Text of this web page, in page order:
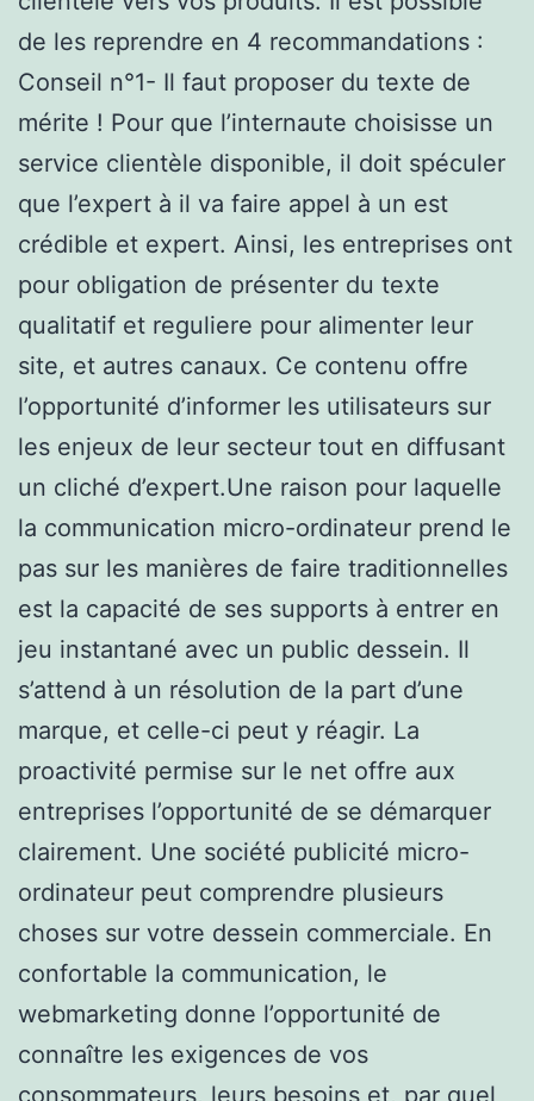
de les reprendre en 4 recommandations :
Conseil n°1- Il faut proposer du texte de
mérite ! Pour que l’internaute choisisse un
service clientèle disponible, il doit spéculer
que l’expert à il va faire appel à un est
crédible et expert. Ainsi, les entreprises ont
pour obligation de présenter du texte
qualitatif et reguliere pour alimenter leur
site, et autres canaux. Ce contenu offre
l’opportunité d’informer les utilisateurs sur
les enjeux de leur secteur tout en diffusant
un cliché d’expert.Une raison pour laquelle
la communication micro-ordinateur prend le
pas sur les manières de faire traditionnelles
est la capacité de ses supports à entrer en
jeu instantané avec un public dessein. Il
s’attend à un résolution de la part d’une
marque, et celle-ci peut y réagir. La
proactivité permise sur le net offre aux
entreprises l’opportunité de se démarquer
clairement. Une société publicité micro-
ordinateur peut comprendre plusieurs
choses sur votre dessein commerciale. En
confortable la communication, le
webmarketing donne l’opportunité de
connaître les exigences de vos
consommateurs, leurs besoins et, par quel